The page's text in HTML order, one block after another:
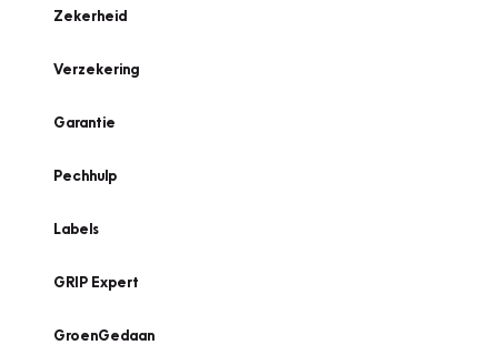
Zekerheid
Verzekering
Garantie
Pechhulp
Labels
GRIP Expert
GroenGedaan